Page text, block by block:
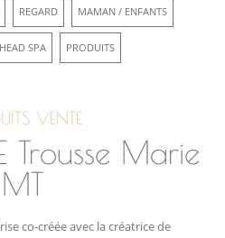
REGARD MAMAN / ENFANTS
SPA PRODUITS
VENTE
Trousse Marie
MT
co-créée avec la créatrice de